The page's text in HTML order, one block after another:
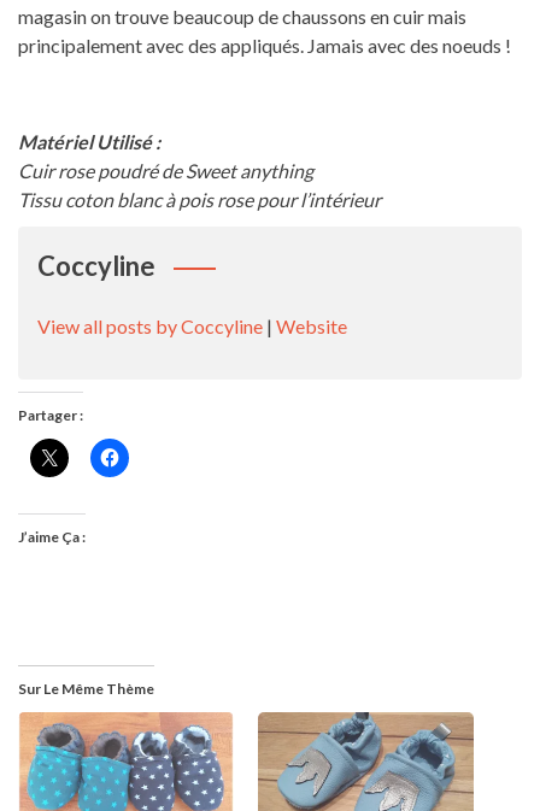
magasin on trouve beaucoup de chaussons en cuir mais
principalement avec des appliqués. Jamais avec des noeuds !
Matériel Utilisé :
Cuir rose poudré de Sweet anything
Tissu coton blanc à pois rose pour l’intérieur
Coccyline
View all posts by Coccyline | Website
Partager :
J’aime Ça :
Sur Le Même Thème